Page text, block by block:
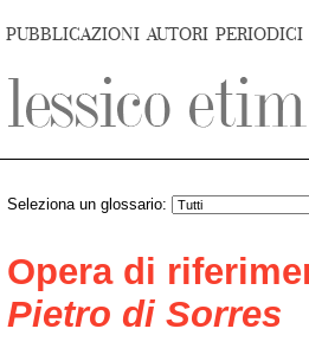
PUBBLICAZIONI AUTORI PERIODICI
Seleziona un glossario:
Opera di
Pietro di Sorres